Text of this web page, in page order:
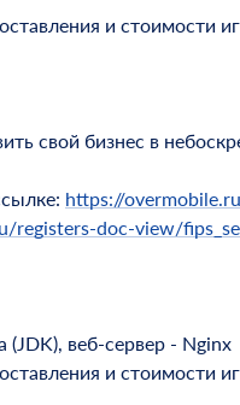
и стоимости
свой бизнес в
https://
registers-doc-view/
веб-сервер - Nginx
и стоимости